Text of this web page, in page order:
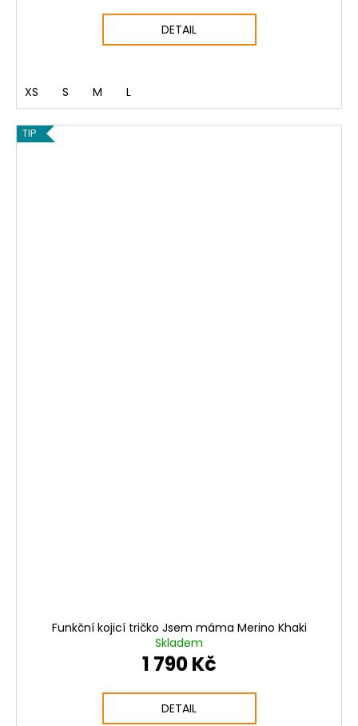
DETAIL
XS S M L
TIP
Funkční kojicí tričko Jsem máma Merino Khaki
Skladem
1 790 Kč
DETAIL